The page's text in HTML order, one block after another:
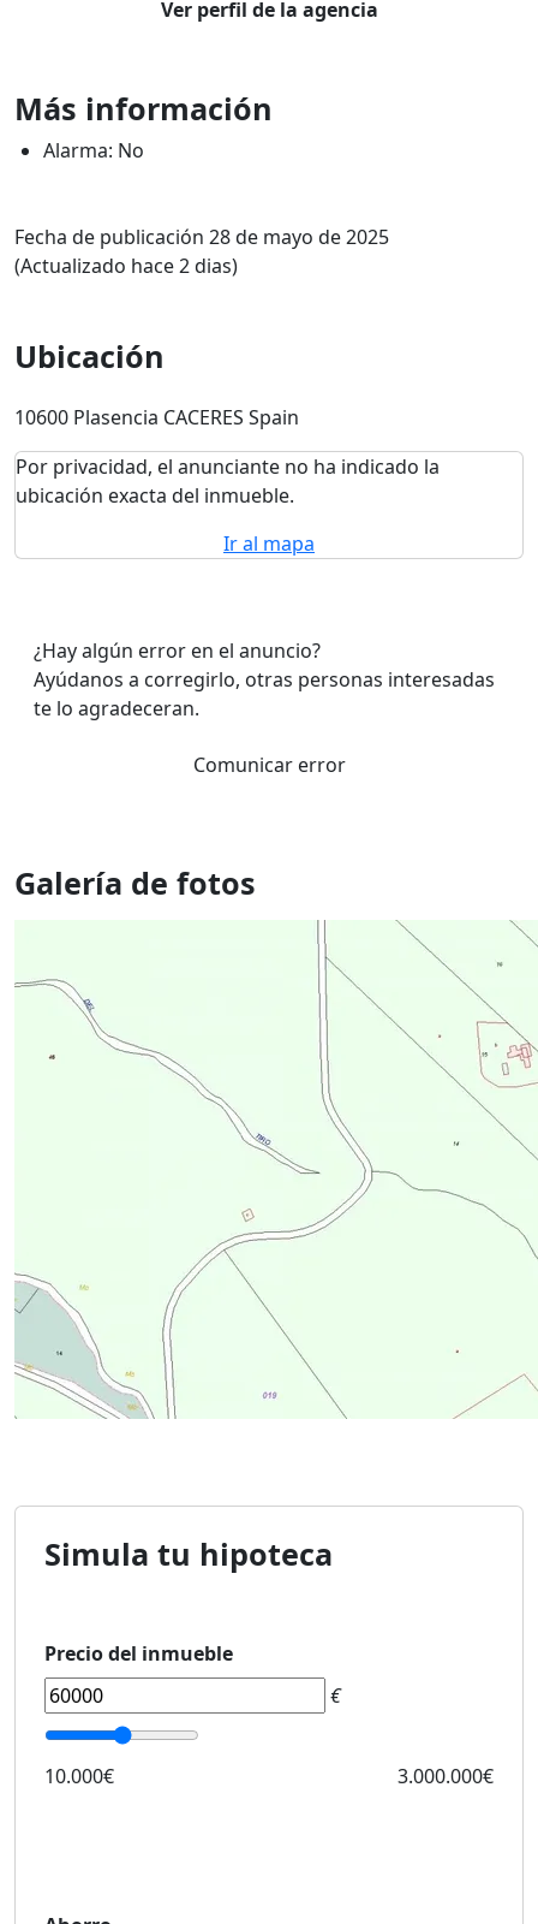
Ver perfil de la agencia
Más información
Alarma: No
Fecha de publicación 28 de mayo de 2025
(Actualizado hace 2 dias)
Ubicación
10600 Plasencia CACERES Spain
Por privacidad, el anunciante no ha indicado la
ubicación exacta del inmueble.
Ir al mapa
¿Hay algún error en el anuncio?
Ayúdanos a corregirlo, otras personas interesadas
te lo agradeceran.
Comunicar error
Galería de fotos
Simula tu hipoteca
Precio del inmueble
€
10.000€ 3.000.000€